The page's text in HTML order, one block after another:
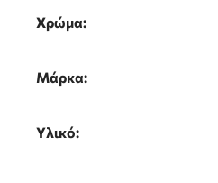
Χρώμα:
Μάρκα:
Υλικό: